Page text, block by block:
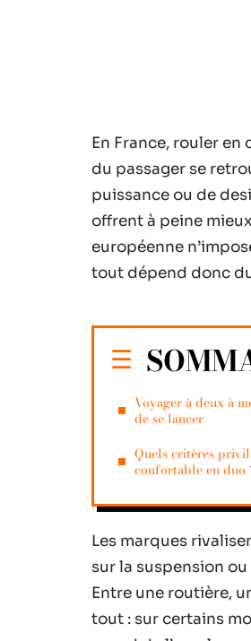
En France, rouler
du passager se
puissance ou de
offrent à peine
européenne
tout dépend donc
Voyager à deux à
de se lancer
Quels critères
confortable en duo
Les marques
sur la suspension
Entre une routière,
tout : sur certains